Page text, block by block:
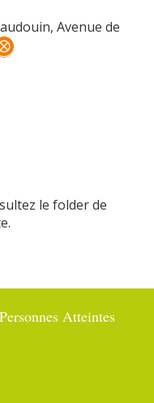
Avenue de
le folder de
Atteintes